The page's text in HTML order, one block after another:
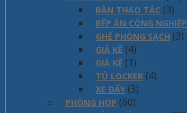
BÀN THAO TÁC (3)
BẾP ĂN CÔNG NGHIỆP
GHẾ PHÒNG SẠCH (3)
GIÁ KÊ (4)
GIÁ KỆ (1)
TỦ LOCKER (4)
XE ĐẨY (3)
PHÒNG HỌP (60)